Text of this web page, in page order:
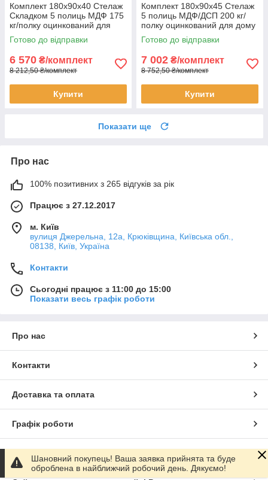
Комплект 180х90х40 Стелаж
Складком 5 полиць МДФ 175
кг/полку оцинкований для
дому офісу склад 3 штуки
Готово до відправки
6 570 ₴/комплект
8 212,50 ₴/комплект
Купити
Комплект 180х90х45 Стелаж
5 полиць МДФ/ДСП 200 кг/
полку оцинкований для дому
офісу склад 3 штуки
Готово до відправки
7 002 ₴/комплект
8 752,50 ₴/комплект
Купити
Показати ще
Про нас
100% позитивних з 265 відгуків за рік
Працює з 27.12.2017
м. Київ
вулиця Джерельна, 12а, Крюківщина, Київська обл.,
08138, Київ, Україна
Контакти
Сьогодні працює з 11:00 до 15:00
Показати весь графік роботи
Про нас
Контакти
Доставка та оплата
Графік роботи
Шановний покупець! Ваша заявка прийнята та буде
оброблена в найближчий робочий день. Дякуємо!